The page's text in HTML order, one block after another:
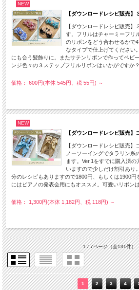
NEW
【ダウンロードレシピ販売
【ダウンロードレシピ販売
す。フリルはチャーミーフリ
のリボンをどう合わせるかで
なタイプで仕上げてください
にも合う髪飾りに。またサテンリボンで作ってベビ
ンジ色々の３ステップフリルリボンはいかがですか？
価格： 600円(本体 545円、税 55円) ～
NEW
【ダウンロードレシピ販売】
【ダウンロードレシピ販売】
ノーソーイングでタラリン系
ます。Ver.1をすでに購入済
いますので少しだけ割引あり
分のレシピもありますので1800円、もしくは1900
にはピアノの発表会用にもオススメ。可愛いリボン
価格： 1,300円(本体 1,182円、税 118円) ～
1 / 7ページ（全131件）
1 2 3 4